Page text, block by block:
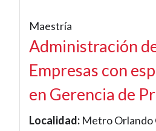
Maestría
Administración
Empresas con
en Gerencia de
Localidad: Metro Orlando